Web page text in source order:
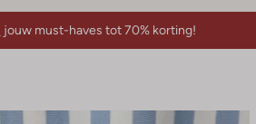
jouw must-haves tot 70% korting!